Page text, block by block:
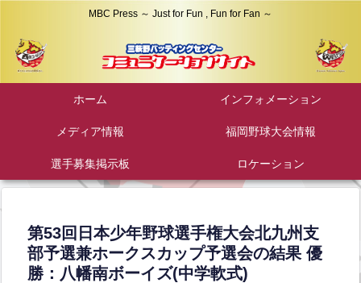
MBC Press ～ Just for Fun , Fun for Fan ～
ホーム インフォメーション
メディア情報 福岡野球大会情報
選手募集掲示板 ロケーション
第53回日本少年野球選手権大会北九州支
部予選兼ホークスカップ予選会の結果 優
勝：八幡南ボーイズ(中学軟式)